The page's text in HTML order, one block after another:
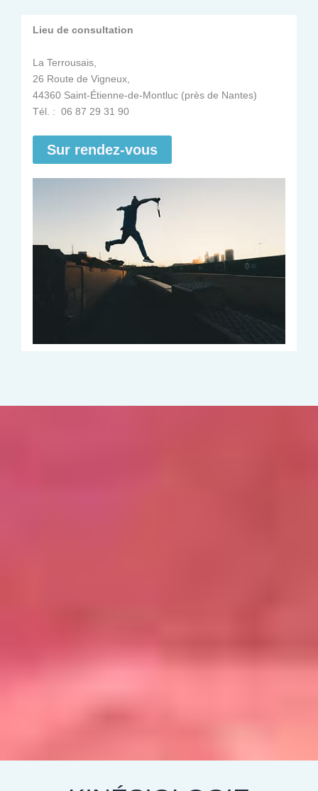
Lieu de consultation
La Terrousais,
26 Route de Vigneux,
44360 Saint-Étienne-de-Montluc (près de Nantes)
Tél. : 06 87 29 31 90
Sur rendez-vous